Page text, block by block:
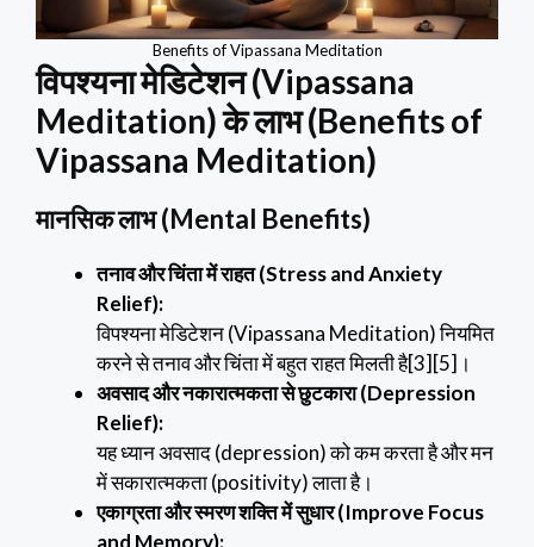
Benefits of Vipassana Meditation
विपश्यना मेडिटेशन (Vipassana
Meditation) के लाभ (Benefits of
Vipassana Meditation)
मानसिक लाभ (Mental Benefits)
तनाव और चिंता में राहत (Stress and Anxiety
Relief):
विपश्यना मेडिटेशन (Vipassana Meditation) नियमित
करने से तनाव और चिंता में बहुत राहत मिलती है[3][5]।
अवसाद और नकारात्मकता से छुटकारा (Depression
Relief):
यह ध्यान अवसाद (depression) को कम करता है और मन
में सकारात्मकता (positivity) लाता है।
एकाग्रता और स्मरण शक्ति में सुधार (Improve Focus
and Memory):